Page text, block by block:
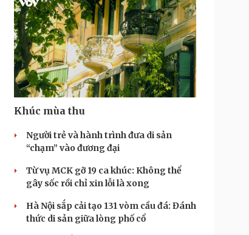
Khúc mùa thu
Người trẻ và hành trình đưa di sản
“chạm” vào đương đại
Từ vụ MCK gỡ 19 ca khúc: Không thể
gây sốc rồi chỉ xin lỗi là xong
Hà Nội sắp cải tạo 131 vòm cầu đá: Đánh
thức di sản giữa lòng phố cổ